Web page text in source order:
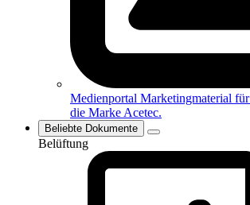
Medienportal Marketingmaterial
die Marke Acetec.
Beliebte Dokumente
Belüftung